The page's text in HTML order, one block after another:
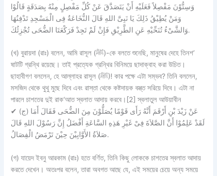
وَسِتُّوْنَ مَفْصِلاً فَعَلَيْهِ أَنْ يَتَصَدَّقَ عَنْ كُلِّ مَفْصِلٍ مِنْهُ بِصَدَقَةٍ قَالُوْا
وَمَنْ يُطِيْقُ ذَلِكَ يَا نَبِىَّ اللهِ قَالَ النُّخَاعَةُ فِى الْمَسْجِدِ تَدْفِنُهَا
وَالشَّىْءُ تُنَحِّيْهِ عَنِ الطَّرِيْقِ فَإِنْ لَمْ تَجِدْ فَرَكْعَتَا الضُّحَى تُجْزِئُكَ.
(খ) বুরায়দা (রাঃ) বলেন, আমি রাসূল (ﷺ)-কে বলতে শুনেছি, মানুষের দেহে তিনশ’
ষাটটি গ্রন্থি রয়েছে। তাই প্রত্যেক গ্রন্থির বিনিময়ে ছাদাক্বাহ করা উচিত।
ছাহাবীগণ বললেন, হে আল্লাহর রাসূল (ﷺ)! কার পক্ষে এটা সম্ভব? তিনি বললেন,
মসজিদ থেকে থুথু মুছে দিবে এবং রাস্তা থেকে কষ্টদায়ক বস্ত্ত সরিয়ে দিবে। এটা না
পারলে চাশতের দুই রাক‘আত স্বলাত আদায় করবে।[2] স্বলাতুল আউয়াবীন
✔ (ج) عَنْ زَيْدَ بْنِ أَرْقَمَ أَنَّهُ رَأَى قَوْمًا يُصَلُّوْنَ مِنَ الضُّحَى فَقَالَ أَمَا
لَقَدْ عَلِمُوْا أَنَّ الصَّلاَةَ فِىْ غَيْرِ هَذِهِ السَّاعَةِ أَفْضَلُ إِنَّ رَسُوْلَ اللهِ قَالَ
صَلاَةُ الأَوَّابِيْنَ حِيْنَ تَرْمَضُ الْفِصَالُ.
(গ) যায়েদ ইবনু আরকাম (রাঃ) হতে বর্ণিত, তিনি কিছু লোককে চাশতের স্বলাত আদায়
করতে দেখেন। অতঃপর বলেন, তারা অবগত আছে যে, এই সময়ের চেয়ে অন্য সময়ে